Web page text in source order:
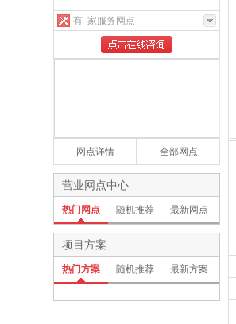
有 家服务网点
网点详情 全部网点
营业网点中心
热门网点 随机推荐 最新网点
项目方案
热门方案 随机推荐 最新方案